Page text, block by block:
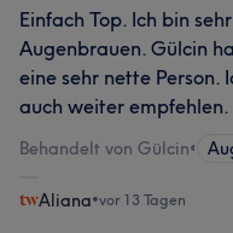
Einfach Top. Ich bin
Augenbrauen. Gülcin
eine sehr nette Person.
auch weiter empfehlen.
Behandelt von Gülcin•
Aliana•vor 13 Tagen